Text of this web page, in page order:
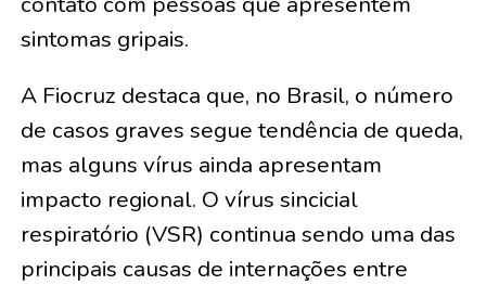
sintomas gripais.
A Fiocruz destaca que, no Brasil, o número
de casos graves segue tendência de queda,
mas alguns vírus ainda apresentam
impacto regional. O vírus sincicial
respiratório (VSR) continua sendo uma das
principais causas de internações entre